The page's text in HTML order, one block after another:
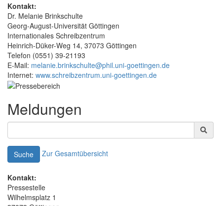
Kontakt:
Dr. Melanie Brinkschulte
Georg-August-Universität Göttingen
Internationales Schreibzentrum
Heinrich-Düker-Weg 14, 37073 Göttingen
Telefon (0551) 39-21193
E-Mail: melanie.brinkschulte@phil.uni-goettingen.de
Internet: www.schreibzentrum.uni-goettingen.de
Meldungen
Suche Zur Gesamtübersicht
Kontakt:
Pressestelle
Wilhelmsplatz 1